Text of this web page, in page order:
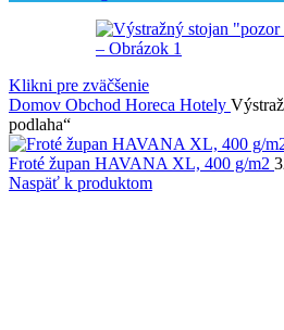
Klikni pre zväčšenie
Domov Obchod Horeca Hotely
podlaha“
Froté župan HAVANA XL, 400 g/m2
Naspäť k produktom